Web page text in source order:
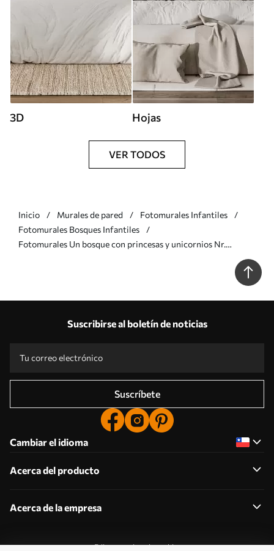
3D Hojas
VER TODOS
Inicio Murales de pared
Fotomurales Infantiles
Fotomurales Bosques Infantiles
Fotomurales Un bosque con princesas y unicornios Nr.
Suscribirse al boletín de noticias
Suscríbete
Cambiar el idioma
Acerca del producto
Acerca de la empresa
Editar permisos de cookies